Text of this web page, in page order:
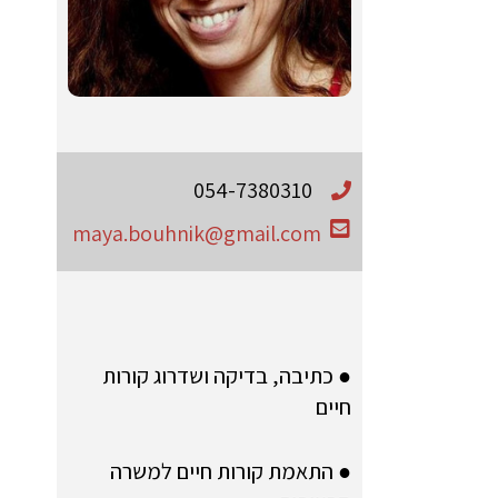
054-7380310
maya.bouhnik@gmail.com
● כתיבה, בדיקה ושדרוג קורות
חיים
● התאמת קורות חיים למשרה